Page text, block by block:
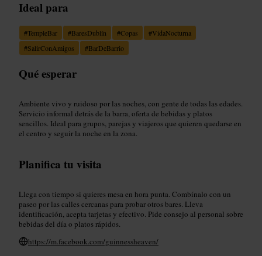
Ideal para
#TempleBar #BaresDublín #Copas #VidaNocturna
#SalirConAmigos #BarDeBarrio
Qué esperar
Ambiente vivo y ruidoso por las noches, con gente de todas las edades.
Servicio informal detrás de la barra, oferta de bebidas y platos
sencillos. Ideal para grupos, parejas y viajeros que quieren quedarse en
el centro y seguir la noche en la zona.
Planifica tu visita
Llega con tiempo si quieres mesa en hora punta. Combínalo con un
paseo por las calles cercanas para probar otros bares. Lleva
identificación, acepta tarjetas y efectivo. Pide consejo al personal sobre
bebidas del día o platos rápidos.
https://m.facebook.com/guinnessheaven/